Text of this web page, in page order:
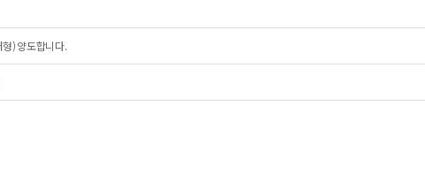
) 양도합니다.